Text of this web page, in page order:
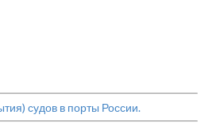
судов в порты России.